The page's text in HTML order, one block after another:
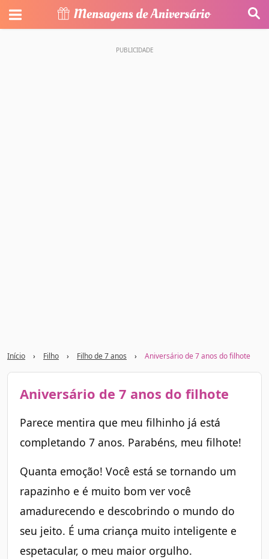
Início › Filho › Filho de 7 anos › Aniversário de 7 anos do filhote
Aniversário de 7 anos do filhote
Parece mentira que meu filhinho já está
completando 7 anos. Parabéns, meu filhote!
Quanta emoção! Você está se tornando um
rapazinho e é muito bom ver você
amadurecendo e descobrindo o mundo do
seu jeito. É uma criança muito inteligente e
espetacular, o meu maior orgulho.